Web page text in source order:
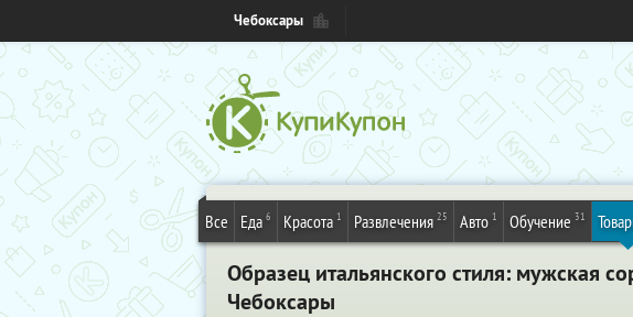
Чебоксары
Все Еда 6 Красота 1 Развлечения 25 Авто 1 Обучение 31
Образец итальянского стиля: мужская
Чебоксары